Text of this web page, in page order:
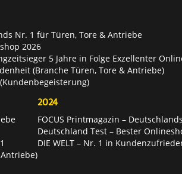
Nr. 1 für Türen, Tore & Antriebe
2026
5 Jahre in Folge Exzellenter
(Branche Türen, Tore & Antriebe)
2024
FOCUS Printmagazin –
Deutschland Test – Bester
DIE WELT – Nr. 1 in